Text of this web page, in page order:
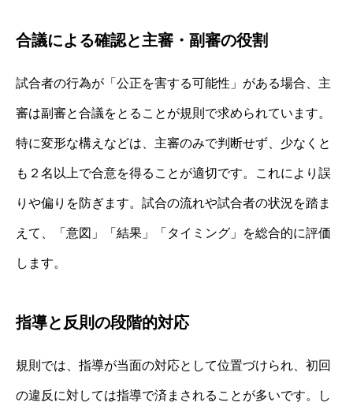
合議による確認と主審・副審の役割
試合者の行為が「公正を害する可能性」がある場合、主
審は副審と合議をとることが規則で求められています。
特に変形な構えなどは、主審のみで判断せず、少なくと
も２名以上で合意を得ることが適切です。これにより誤
りや偏りを防ぎます。試合の流れや試合者の状況を踏ま
えて、「意図」「結果」「タイミング」を総合的に評価
します。
指導と反則の段階的対応
規則では、指導が当面の対応として位置づけられ、初回
の違反に対しては指導で済まされることが多いです。し